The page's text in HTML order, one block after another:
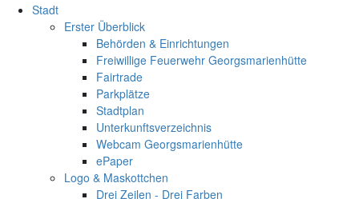
Stadt
Erster Überblick
Behörden & Einrichtungen
Freiwillige Feuerwehr Georgsmarienhütte
Fairtrade
Parkplätze
Stadtplan
Unterkunftsverzeichnis
Webcam Georgsmarienhütte
ePaper
Logo & Maskottchen
Drei Zeilen - Drei Farben